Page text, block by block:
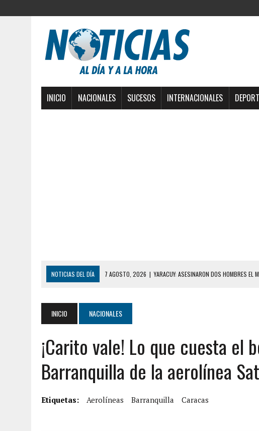
INICIO NACIONALES SUCESOS INTERNACIONALES
NOTICIAS DEL DÍA 7 AGOSTO, 2026 | YARACUY: ASESINARON DOS HOMBRES EL
6 AGOSTO, 2026 | BARINAS: ADOLESCENTE SE QUITÓ LA VIDA TRAS SER ACOSADA Y
6 AGOSTO, 2026
CONMOCIÓN EN COLORADO POR ASESINATO DE UNA
5 AGOSTO, 2026
| PRESUNTO BROTE PSICÓTICO POR FALTA DE TRATAMIENTO
5 AGOSTO, 2026
HORROR EN BARINAS: UN HOMBRE INDUJO AL SUICIDIO A UNA
7 AGOSTO, 2026
FUGA DE GAS GENERÓ EXPLOSIÓN EN LOCAL COMERCIAL DE
INICIO NACIONALES
¡Carito vale! Lo que cuesta el
Barranquilla de la aerolínea
Etiquetas: Aerolíneas Barranquilla Caracas